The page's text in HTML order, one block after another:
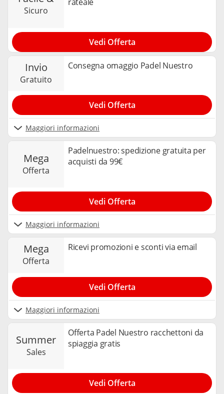
sicuro
Vedi Offerta
invio
gratuito
Consegna omaggio Padel Nuestro
Maggiori informazioni
Vedi Offerta
mega
offerta
Padelnuestro: spedizione gratuita per
acquisti da 99€
Maggiori informazioni
Vedi Offerta
mega
offerta
Ricevi promozioni e sconti via email
Maggiori informazioni
Vedi Offerta
summer
sales
Offerta Padel Nuestro racchettoni da
spiaggia gratis
Vedi Offerta